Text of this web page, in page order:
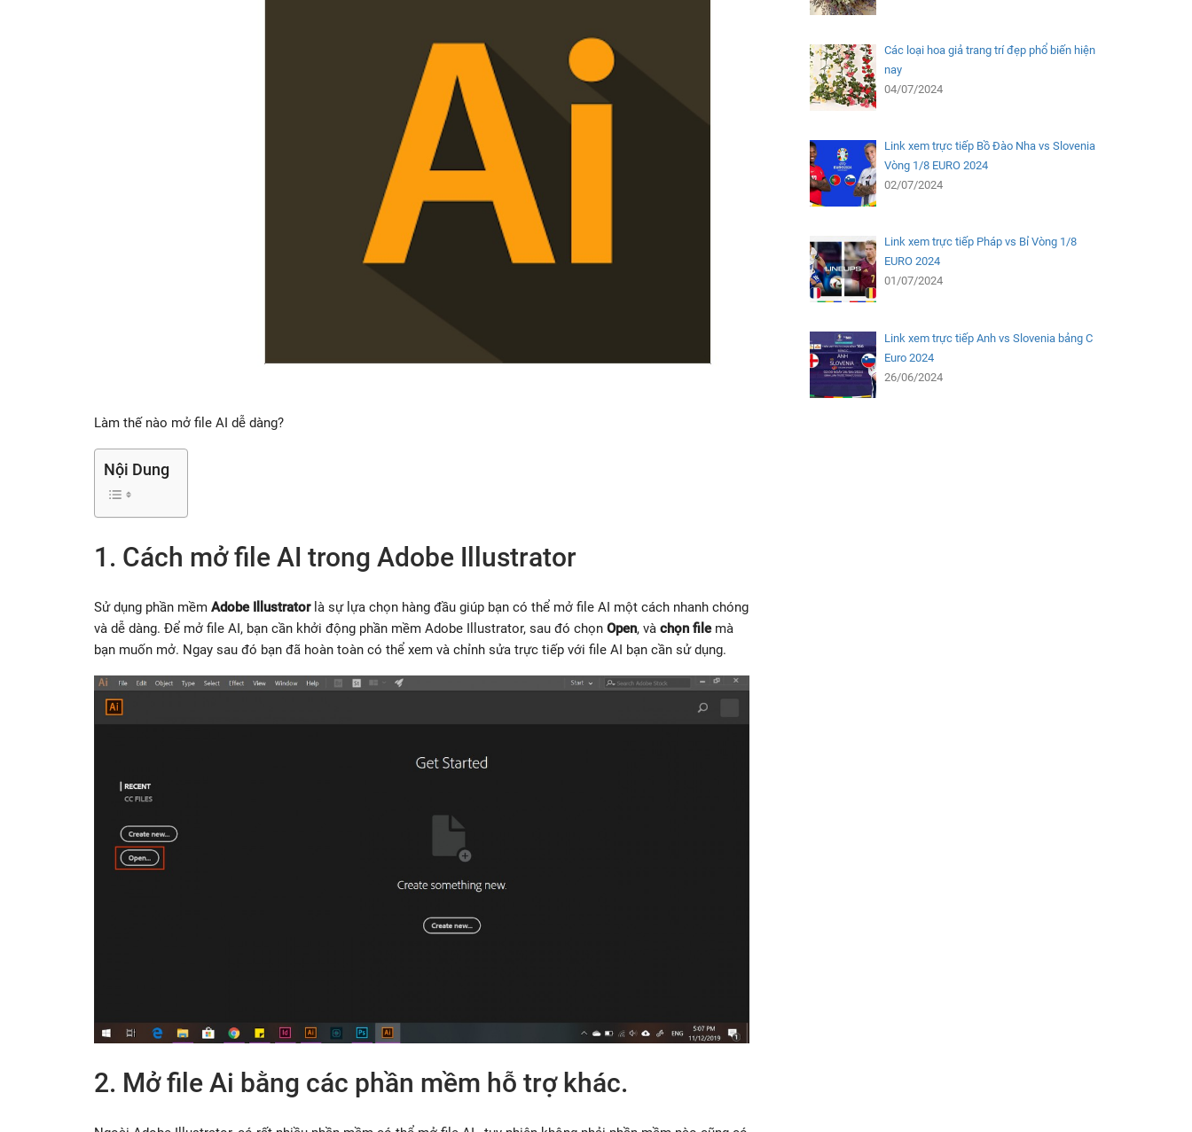
Làm thế nào mở file AI dễ dàng?
Nội Dung
1. Cách mở file AI trong Adobe Illustrator
Sử dụng phần mềm Adobe Illustratorlà sự lựa chọn hàng đầu giúp bạn có thể mở file AI một cách nhanh chóng
và dễ dàng. Để mở file AI, bạn cần khởi động phần mềm Adobe Illustrator, sau đó chọn Open, và chọn filemà
bạn muốn mở. Ngay sau đó bạn đã hoàn toàn có thể xem và chỉnh sửa trực tiếp với file AI bạn cần sử dụng.
2. Mở file Ai bằng các phần mềm hỗ trợ khác.
Các loại hoa giả trang trí đẹp phổ biến hiện
nay
04/07/2024
Link xem trực tiếp Bồ Đào Nha vs Slovenia
Vòng 1/8 EURO 2024
02/07/2024
Link xem trực tiếp Pháp vs Bỉ Vòng 1/8
EURO 2024
01/07/2024
Link xem trực tiếp Anh vs Slovenia bảng C
Euro 2024
26/06/2024